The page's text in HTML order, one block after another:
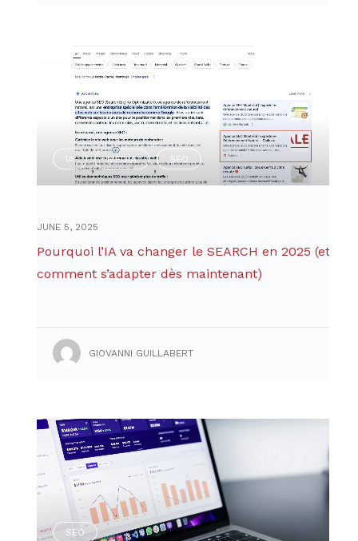
IA
,
MEDIA
,
SEO
JUNE 5, 2025
Pourquoi l’IA va changer le SEARCH en 2025 (et
comment s’adapter dès maintenant)
GIOVANNI GUILLABERT
SEO